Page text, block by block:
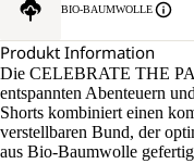
BIO-BAUMWOLLE
Produkt Information
Die CELEBRATE THE
entspannten Abenteuern
Shorts kombiniert einen
verstellbaren Bund, der
aus Bio-Baumwolle